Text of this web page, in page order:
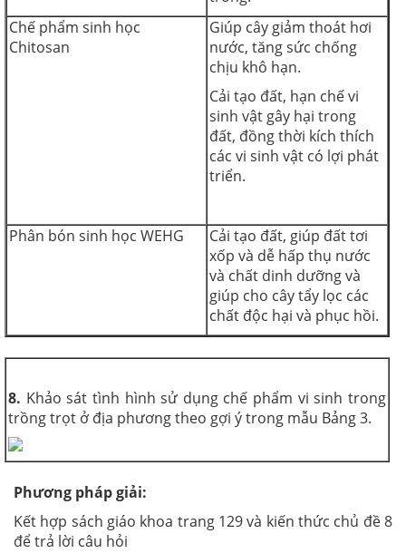
Chế phẩm sinh học
Chitosan
Giúp cây giảm thoát hơi
nước, tăng sức chống
chịu khô hạn.
Cải tạo đất, hạn chế vi
sinh vật gây hại trong
đất, đồng thời kích thích
các vi sinh vật có lợi phát
triển.
Phân bón sinh học WEHG
Cải tạo đất, giúp đất tơi
xốp và dễ hấp thụ nước
và chất dinh dưỡng và
giúp cho cây tẩy lọc các
chất độc hại và phục hồi.
8. Khảo sát tình hình sử dụng chế phẩm vi sinh trong
trồng trọt ở địa phương theo gợi ý trong mẫu Bảng 3.
Phương pháp giải:
Kết hợp sách giáo khoa trang 129 và kiến thức chủ đề 8
để trả lời câu hỏi